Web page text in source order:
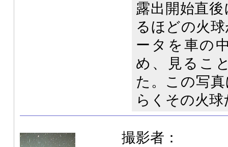
露出開始直
るほどの火
ータを車の
め、見るこ
た。この写
らくその火
撮影者：